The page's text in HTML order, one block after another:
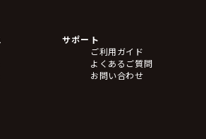
サポート
ご利用ガイド
よくあるご質問
お問い合わせ